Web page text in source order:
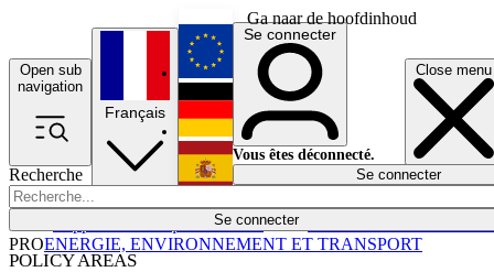
Ga naar de hoofdinhoud
Open sub
navigation
Close menu
Recherche
Se connecter
POLICY AREAS
Économie
Français
English
Deutsch
Español
Se connecter
Vous êtes déconnecté.
Se connecter
PROENERGIE, ENVIRONNEMENT ET TRANSPORT